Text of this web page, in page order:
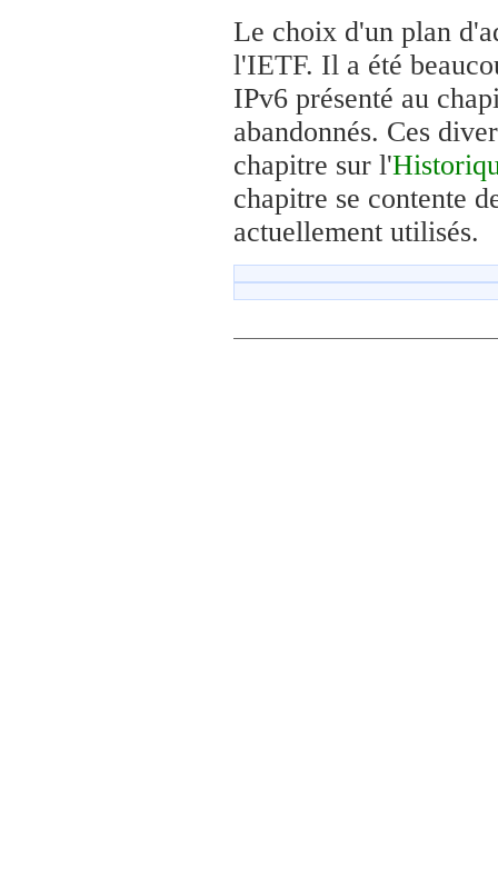
Le choix d'un plan
l'IETF. Il a été
IPv6 présenté au
abandonnés. Ces
chapitre sur l'
chapitre se contente
actuellement utilisés.